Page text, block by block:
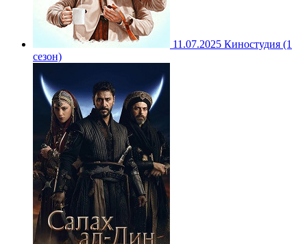
11.07.2025 Киностудия (1
сезон)